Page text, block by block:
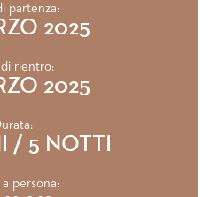
partenza:
2025
di rientro:
2025
/ 5 NOTTI
persona: